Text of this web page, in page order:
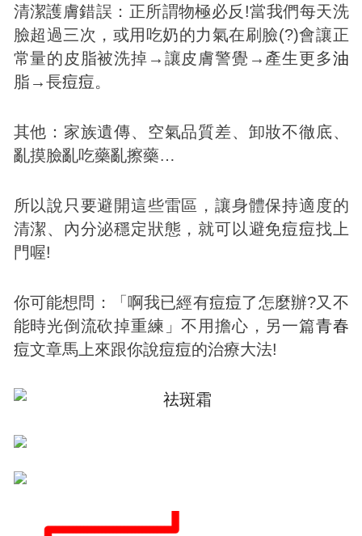
清潔護膚錯誤：正所謂物極必反!當我們每天洗
臉超過三次，或用吃奶的力氣在刷臉(?)會讓正
常量的皮脂被洗掉→讓皮膚警覺→產生更多油
脂→長痘痘。
其他：家族遺傳、空氣品質差、卸妝不徹底、
亂摸臉亂吃藥亂擦藥…
所以說只要避開這些雷區，讓身體保持適度的
清潔、內分泌穩定狀態，就可以避免痘痘找上
門喔!
你可能想問：「啊我已經有痘痘了怎麼辦?又不
能時光倒流砍掉重練」不用擔心，另一篇青春
痘文章馬上來跟你說痘痘的治療大法!